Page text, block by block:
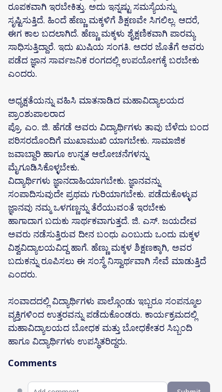
ರೂಪಕವಾಗಿ ಇರಬೇಕಿತ್ತು. ಅದು ಇನ್ನಷ್ಟು ಸಮಸ್ಯೆಯನ್ನು
ಸೃಷ್ಟಿಸುತ್ತಿದೆ. ಹಿಂದೆ ಹೆಣ್ಣು ಮಕ್ಕಳಿಗೆ ಶಿಕ್ಷಣವೇ ಸಿಗಲಿಲ್ಲ. ಆದರೆ,
ಈಗ ಕಾಲ ಬದಲಾಗಿದೆ. ಹೆಣ್ಣು ಮಕ್ಕಳು ಶೈಕ್ಷಣಿಕವಾಗಿ ಪಾರಮ್ಯ
ಸಾಧಿಸುತ್ತಿದ್ದಾರೆ. ಇದು ಖುಷಿಯ ಸಂಗತಿ. ಅದರ ಜೊತೆಗೆ ಅವರು
ಪಡೆದ ಜ್ಞಾನ ಸಾರ್ವಜನಿಕ ರಂಗದಲ್ಲಿ ಉಪಯೋಗಕ್ಕೆ ಬರಬೇಕು
ಎಂದರು.
ಅಧ್ಯಕ್ಷತೆಯನ್ನು ವಹಿಸಿ ಮಾತನಾಡಿದ ಮಹಾವಿದ್ಯಾಲಯದ
ಪ್ರಾಂಶುಪಾಲರಾದ
ಪ್ರೊ. ಎಂ. ಜಿ. ಹೆಗಡೆ ಅವರು ವಿದ್ಯಾರ್ಥಿಗಳು ತಾವು ಬೆಳೆದು ಬಂದ
ಪರಿಸರದೊಂದಿಗೆ ಮುಖಾಮುಖಿ ಯಾಗಬೇಕು. ಸಾಮಾಜಿಕ
ಜವಾಬ್ದಾರಿ ಹಾಗೂ ಉನ್ನತ ಆಲೋಚನೆಗಳನ್ನು
ಮೈಗೂಡಿಸಿಕೊಳ್ಳಬೇಕು.
ವಿದ್ಯಾರ್ಥಿಗಳು ಜ್ಞಾನದಾಹಿಯಾಗಬೇಕು. ಜ್ಞಾನವನ್ನು
ಸಂಪಾದಿಸುವುದೇ ಪ್ರಥಮ ಗುರಿಯಾಗಬೇಕು. ಪಡೆದುಕೊಳ್ಳುವ
ಜ್ಞಾನವು ನಮ್ಮ ಒಳಗಣ್ಣನ್ನು ತೆರೆಯುವಂತೆ ಇರಬೇಕು
ಹಾಗಾದಾಗ ಬದುಕು ಸಾರ್ಥಕವಾಗುತ್ತದೆ. ಜಿ. ಎಸ್. ಜಯದೇವ
ಅವರು ನಡೆಸುತ್ತಿರುವ ದೀನ ಬಂಧು ಎಂಬುದು ಒಂದು ಮಕ್ಕಳ
ವಿಶ್ವವಿದ್ಯಾಲಯವಿದ್ದ ಹಾಗೆ. ಹೆಣ್ಣು ಮಕ್ಕಳ ಶಿಕ್ಷಣಕ್ಕಾಗಿ, ಅವರ
ಬದುಕನ್ನು ರೂಪಿಸಲು ಈ ಸಂಸ್ಥೆ ನಿಸ್ವಾರ್ಥವಾಗಿ ಸೇವೆ ಮಾಡುತ್ತಿದೆ
ಎಂದರು.
ಸಂವಾದದಲ್ಲಿ ವಿದ್ಯಾರ್ಥಿಗಳು ಪಾಲ್ಗೊಂಡು ಇಬ್ಬರೂ ಸಂಪನ್ಮೂಲ
ವ್ಯಕ್ತಿಗಳಿಂದ ಉತ್ತರವನ್ನು ಪಡೆದುಕೊಂಡರು. ಕಾರ್ಯಕ್ರಮದಲ್ಲಿ
ಮಹಾವಿದ್ಯಾಲಯದ ಬೋಧಕ ಮತ್ತು ಬೋಧಕೇತರ ಸಿಬ್ಬಂದಿ
ಹಾಗೂ ವಿದ್ಯಾರ್ಥಿಗಳು ಉಪಸ್ಥಿತರಿದ್ದರು.
Comments